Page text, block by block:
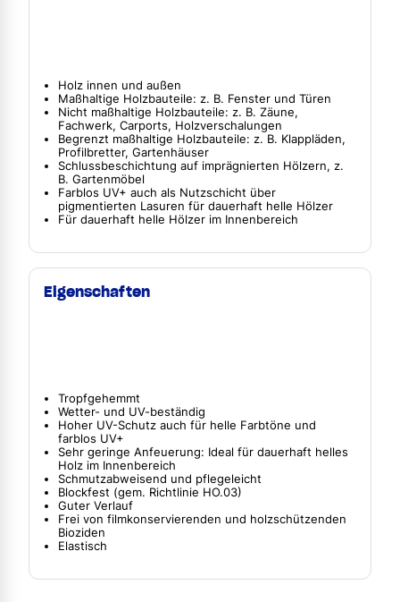
Holz innen und außen
Maßhaltige Holzbauteile: z. B. Fenster und Türen
Nicht maßhaltige Holzbauteile: z. B. Zäune,
Fachwerk, Carports, Holzverschalungen
Begrenzt maßhaltige Holzbauteile: z. B. Klappläden,
Profilbretter, Gartenhäuser
Schlussbeschichtung auf imprägnierten Hölzern, z.
B. Gartenmöbel
Farblos UV+ auch als Nutzschicht über
pigmentierten Lasuren für dauerhaft helle Hölzer
Für dauerhaft helle Hölzer im Innenbereich
Eigenschaften
Tropfgehemmt
Wetter- und UV-beständig
Hoher UV-Schutz auch für helle Farbtöne und
farblos UV+
Sehr geringe Anfeuerung: Ideal für dauerhaft helles
Holz im Innenbereich
Schmutzabweisend und pflegeleicht
Blockfest (gem. Richtlinie HO.03)
Guter Verlauf
Frei von filmkonservierenden und holzschützenden
Bioziden
Elastisch